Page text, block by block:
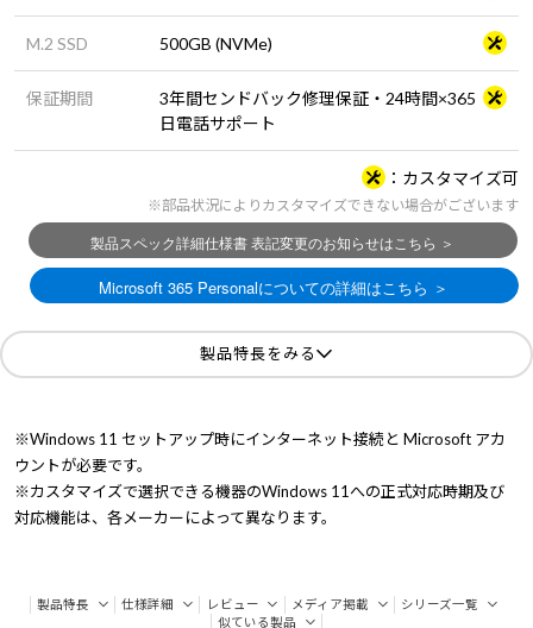
M.2 SSD 500GB (NVMe)
保証期間
3年間センドバック修理保証・24時間×365
日電話サポート
カスタマイズ可
※部品状況によりカスタマイズできない場合がございます
製品特長をみる
※Windows 11 セットアップ時にインターネット接続と Microsoft アカ
ウントが必要です。
※カスタマイズで選択できる機器のWindows 11への正式対応時期及び
対応機能は、各メーカーによって異なります。
製品特長 仕様詳細 レビュー メディア掲載
シリーズ一覧
似ている製品